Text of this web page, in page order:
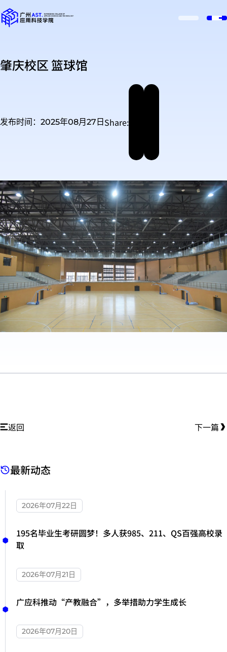
肇庆校区 篮球馆
发布时间：2025年08月27日 Share:
返回 下一篇
最新动态
2026年07月22日
195名毕业生考研圆梦！多人获985、211、QS百强高校录
取
2026年07月21日
广应科推动“产教融合”，多举措助力学生成长
2026年07月20日